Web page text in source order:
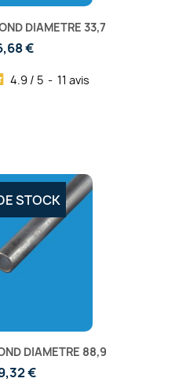
DIAMETRE 33,7
€
4.9 / 5 - 11 avis
DIAMETRE 88,9
€
STOCK